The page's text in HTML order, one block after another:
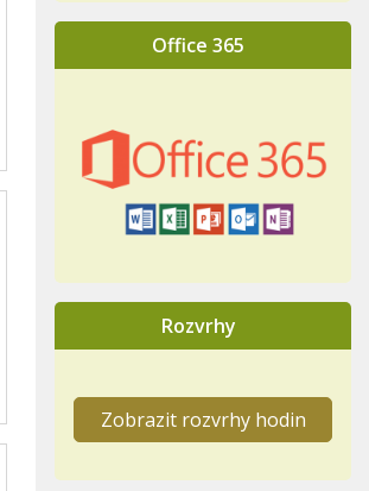
Office 365
Rozvrhy
Zobrazit rozvrhy hodin